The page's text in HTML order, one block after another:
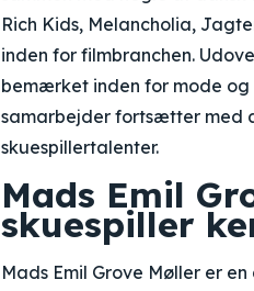
Rich Kids, Melancholia,
inden for filmbranchen.
bemærket inden for mode
samarbejder fortsætter med
skuespillertalenter.
Mads Emil
skuespiller
Mads Emil Grove Møller er